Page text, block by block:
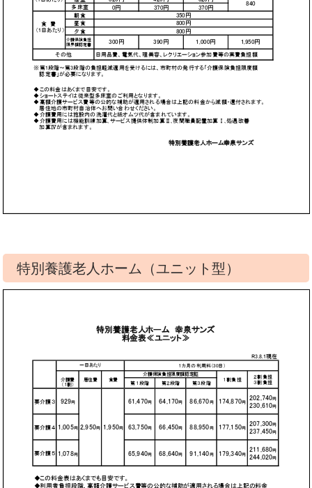
特別養護老人ホーム（ユニット型）